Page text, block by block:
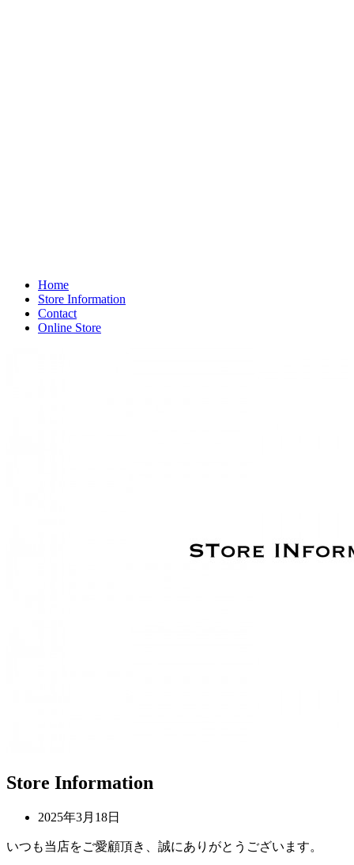
Home
Store Information
Contact
Online Store
Store Information
2025年3月18日
いつも当店をご愛顧頂き、誠にありがとうございます。